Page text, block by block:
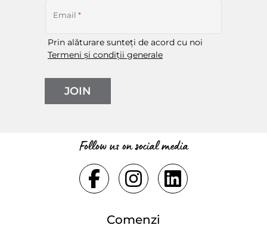
Email *
Prin alăturare sunteți de acord cu noi
Termeni și condiții generale
JOIN
Follow us on social media
Comenzi